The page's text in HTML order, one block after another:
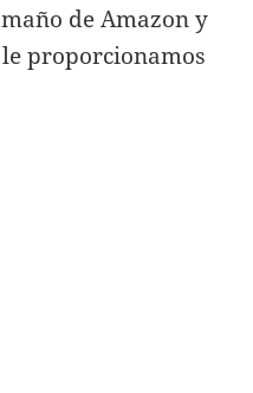
de Amazon y
proporcionamos